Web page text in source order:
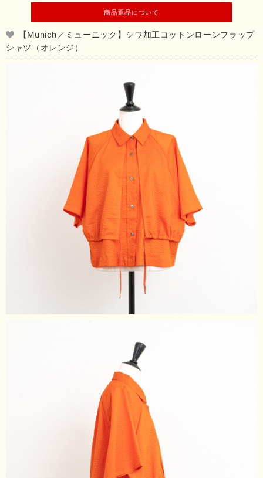
商品返品について
【Munich／ミューニック】シワ加工コットンローンフラップ
シャツ（オレンジ）